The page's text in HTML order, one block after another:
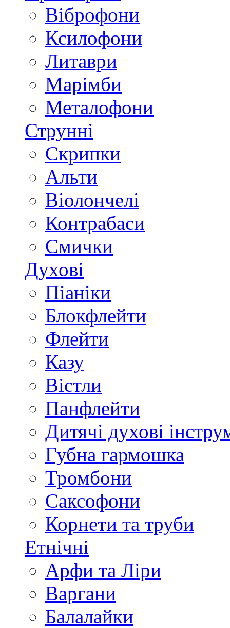
Віброфони
Ксилофони
Литаври
Марімби
Металофони
Струнні
Скрипки
Альти
Віолончелі
Контрабаси
Смички
Духові
Піаніки
Блокфлейти
Флейти
Казу
Вістли
Панфлейти
Дитячі духові
Губна гармошка
Тромбони
Саксофони
Корнети та труби
Етнічні
Арфи та Ліри
Варгани
Балалайки